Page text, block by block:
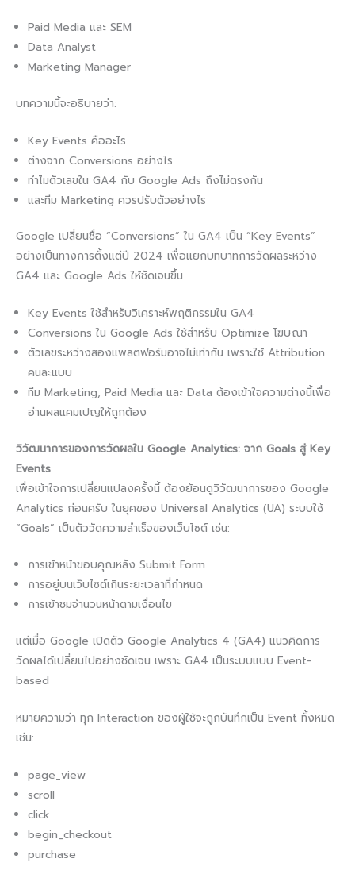
Paid Media และ SEM
Data Analyst
Marketing Manager
บทความนี้จะอธิบายว่า:
Key Events คืออะไร
ต่างจาก Conversions อย่างไร
ทำไมตัวเลขใน GA4 กับ Google Ads ถึงไม่ตรงกัน
และทีม Marketing ควรปรับตัวอย่างไร
Google เปลี่ยนชื่อ “Conversions” ใน GA4 เป็น “Key Events”
อย่างเป็นทางการตั้งแต่ปี 2024 เพื่อแยกบทบาทการวัดผลระหว่าง
GA4 และ Google Ads ให้ชัดเจนขึ้น
Key Events ใช้สำหรับวิเคราะห์พฤติกรรมใน GA4
Conversions ใน Google Ads ใช้สำหรับ Optimize โฆษณา
ตัวเลขระหว่างสองแพลตฟอร์มอาจไม่เท่ากัน เพราะใช้ Attribution
คนละแบบ
ทีม Marketing, Paid Media และ Data ต้องเข้าใจความต่างนี้เพื่อ
อ่านผลแคมเปญให้ถูกต้อง
วิวัฒนาการของการวัดผลใน Google Analytics: จาก Goals สู่ Key
Events
เพื่อเข้าใจการเปลี่ยนแปลงครั้งนี้ ต้องย้อนดูวิวัฒนาการของ Google
Analytics ก่อนครับ ในยุคของ Universal Analytics (UA) ระบบใช้
“Goals” เป็นตัววัดความสำเร็จของเว็บไซต์ เช่น:
การเข้าหน้าขอบคุณหลัง Submit Form
การอยู่บนเว็บไซต์เกินระยะเวลาที่กำหนด
การเข้าชมจำนวนหน้าตามเงื่อนไข
แต่เมื่อ Google เปิดตัว Google Analytics 4 (GA4) แนวคิดการ
วัดผลได้เปลี่ยนไปอย่างชัดเจน เพราะ GA4 เป็นระบบแบบ Event-
based
หมายความว่า ทุก Interaction ของผู้ใช้จะถูกบันทึกเป็น Event ทั้งหมด
เช่น:
page_view
scroll
click
begin_checkout
purchase